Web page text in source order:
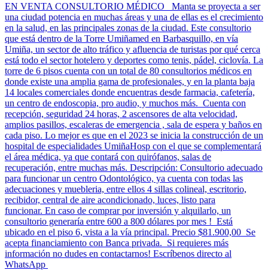
EN VENTA CONSULTORIO MÉDICO Manta se proyecta a ser
una ciudad potencia en muchas áreas y una de ellas es el crecimiento
en la salud, en las principales zonas de la ciudad. Este consultorio
que está dentro de la Torre Umiñamed en Barbasquillo, en vía
Umiña, un sector de alto tráfico y afluencia de turistas por qué cerca
está todo el sector hotelero y deportes como tenis, pádel, ciclovía. La
torre de 6 pisos cuenta con un total de 80 consultorios médicos en
donde existe una amplia gama de profesionales, y en la planta baja
14 locales comerciales donde encuentras desde farmacia, cafetería,
un centro de endoscopia, pro audio, y muchos más. Cuenta con
recepción, seguridad 24 horas, 2 ascensores de alta velocidad,
amplios pasillos, escaleras de emergencia , sala de espera y baños en
cada piso. Lo mejor es que en el 2023 se inicia la construcción de un
hospital de especialidades UmiñaHosp con el que se complementará
el área médica, ya que contará con quirófanos, salas de
recuperación, entre muchas más. Descripción: Consultorio adecuado
para funcionar un centro Odontológico, ya cuenta con todas las
adecuaciones y muebleria, entre ellos 4 sillas colineal, escritorio,
recibidor, central de aire acondicionado, luces, listo para
funcionar. En caso de comprar por inversión y alquilarlo, un
consultorio generaría entre 600 a 800 dólares por mes ! Está
ubicado en el piso 6, vista a la vía principal. Precio $81.900,00 Se
acepta financiamiento con Banca privada. Si requieres más
información no dudes en contactarnos! Escríbenos directo al
WhatsApp